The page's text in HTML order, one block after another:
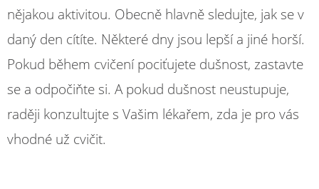
nějakou aktivitou. Obecně hlavně sledujte, jak se v
daný den cítíte. Některé dny jsou lepší a jiné horší.
Pokud během cvičení pociťujete dušnost, zastavte
se a odpočiňte si. A pokud dušnost neustupuje,
raději konzultujte s Vašim lékařem, zda je pro vás
vhodné už cvičit.